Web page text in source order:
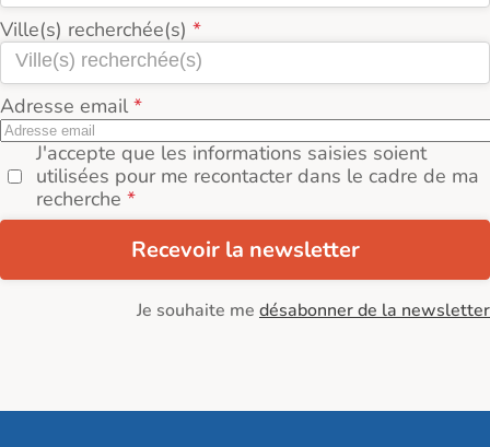
Ville(s) recherchée(s)
Adresse email
J'accepte que les informations saisies soient
utilisées pour me recontacter dans le cadre de ma
recherche
Recevoir la newsletter
Je souhaite me désabonner de la newsletter